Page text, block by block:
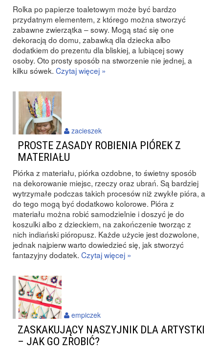
Rolka po papierze toaletowym może być bardzo
przydatnym elementem, z którego można stworzyć
zabawne zwierzątka – sowy. Mogą stać się one
dekoracją do domu, zabawką dla dziecka albo
dodatkiem do prezentu dla bliskiej, a lubiącej sowy
osoby. Oto prosty sposób na stworzenie nie jednej, a
kilku sówek. Czytaj więcej »
PROSTE ZASADY ROBIENIA PIÓREK Z
MATERIAŁU
Piórka z materiału, piórka ozdobne, to świetny sposób
na dekorowanie miejsc, rzeczy oraz ubrań. Są bardziej
wytrzymałe podczas takich procesów niż zwykłe pióra, a
do tego mogą być dodatkowo kolorowe. Pióra z
materiału można robić samodzielnie i doszyć je do
koszulki albo z dzieckiem, na zakończenie tworząc z
nich indiański pióropusz. Każde użycie jest dozwolone,
jednak najpierw warto dowiedzieć się, jak stworzyć
fantazyjny dodatek. Czytaj więcej »
zacieszek
ZASKAKUJĄCY NASZYJNIK DLA ARTYSTKI
– JAK GO ZROBIĆ?
empiczek